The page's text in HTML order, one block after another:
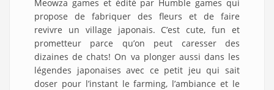
Meowza games et édité par Humble games qui
propose de fabriquer des fleurs et de faire
revivre un village japonais. C’est cute, fun et
prometteur parce qu’on peut caresser des
dizaines de chats! On va plonger aussi dans les
légendes japonaises avec ce petit jeu qui sait
doser pour l’instant le farming, l’ambiance et le